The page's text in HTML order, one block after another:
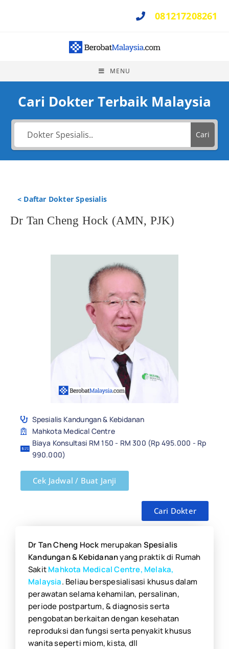
081217208261
MENU
Cari Dokter Terbaik Malaysia
Cari
< Daftar Dokter Spesialis
Dr Tan Cheng Hock (AMN, PJK)
Spesialis Kandungan & Kebidanan
Mahkota Medical Centre
Biaya Konsultasi RM 150 - RM 300 (Rp 495.000 - Rp
990.000)
Cek Jadwal / Buat Janji
Cari Dokter
Dr Tan Cheng Hock merupakanSpesialis
Kandungan & Kebidananyang praktik di Rumah
SakitMahkota Medical Centre, Melaka,
Malaysia. Beliau berspesialisasi khusus dalam
perawatan selama kehamilan, persalinan,
periode postpartum, & diagnosis serta
pengobatan berkaitan dengan kesehatan
reproduksi dan fungsi serta penyakit khusus
wanita seperti miom, kista, dll